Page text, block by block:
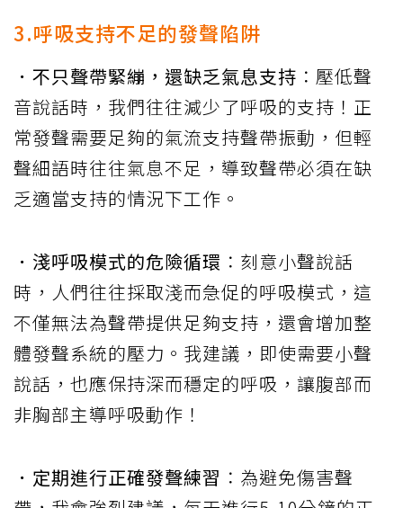
3.呼吸支持不足的發聲陷阱
．不只聲帶緊繃，還缺乏氣息支持 ：壓低聲
音說話時，我們往往減少了呼吸的支持！正
常發聲需要足夠的氣流支持聲帶振動，但輕
聲細語時往往氣息不足，導致聲帶必須在缺
乏適當支持的情況下工作。
．淺呼吸模式的危險循環 ：刻意小聲說話
時，人們往往採取淺而急促的呼吸模式，這
不僅無法為聲帶提供足夠支持，還會增加整
體發聲系統的壓力。我建議，即使需要小聲
說話，也應保持深而穩定的呼吸，讓腹部而
非胸部主導呼吸動作！
．定期進行正確發聲練習 ：為避免傷害聲